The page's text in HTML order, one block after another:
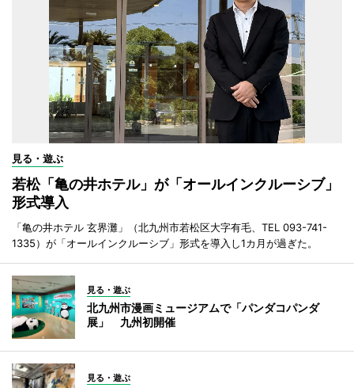
見る・遊ぶ
若松「亀の井ホテル」が「オールインクルーシブ」
形式導入
「亀の井ホテル 玄界灘」（北九州市若松区大字有毛、TEL 093-741-
1335）が「オールインクルーシブ」形式を導入し1カ月が過ぎた。
見る・遊ぶ
北九州市漫画ミュージアムで「パンダコパンダ
展」 九州初開催
見る・遊ぶ